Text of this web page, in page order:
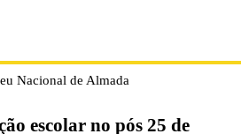
Nacional de Almada
escolar no pós 25 de